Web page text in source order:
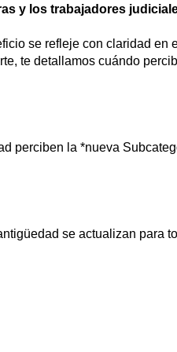
y los trabajadores
se refleje con claridad en
te detallamos cuándo
perciben la *nueva
se actualizan para